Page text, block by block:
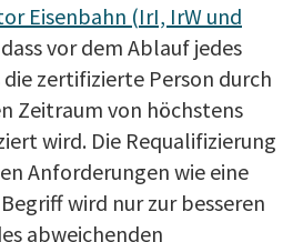
Eisenbahn (IrI, IrW und
vor dem Ablauf jedes
zertifizierte Person durch
Zeitraum von höchstens
wird. Die Requalifizierung
Anforderungen wie eine
wird nur zur besseren
abweichenden